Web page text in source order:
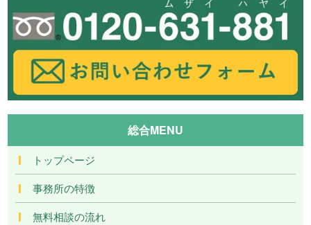
総合MENU
トップページ
事務所の特徴
無料相談の流れ